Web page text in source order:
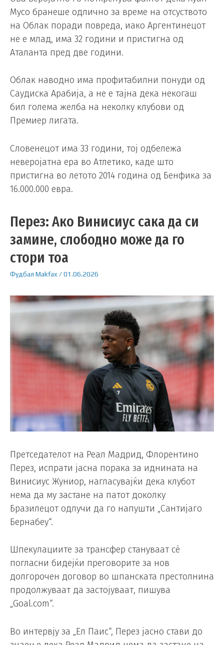
Мусо бранеше одлично за време на отсуството
на Облак поради повреда, иако Аргентинецот
не е млад, има 32 години и пристигна од
Аталанта пред две години.
Облак наводно има профитабилни понуди од
Саудиска Арабија, а не е тајна дека некогаш
бил голема желба на неколку клубови од
Премиер лигата.
Словенецот има 33 години, тој одбележа
неверојатна ера во Атлетико, каде што
пристигна во летото 2014 година од Бенфика за
16.000.000 евра.
Перез: Ако Винисиус сака да си
замине, слободно може да го
стори тоа
Фудбал Makfax /01.06.2026
Претседателот на Реал Мадрид, Флорентино
Перез, испрати јасна порака за иднината на
Винисиус Жуниор, нагласувајќи дека клубот
нема да му застане на патот доколку
Бразилецот одлучи да го напушти „Сантијаго
Бернабеу“.
Шпекулациите за трансфер стануваат сè
погласни бидејќи преговорите за нов
долгорочен договор во шпанската престолнина
продолжуваат да застојуваат, пишува
„Goal.com“.
Во интервју за „Ел Паис“, Перез јасно стави до